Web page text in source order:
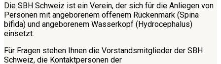
Die SBH Schweiz ist ein Verein, der sich für die Anliegen von
Personen mit angeborenem offenem Rückenmark (Spina
bifida) und angeborenem Wasserkopf (Hydrocephalus)
einsetzt.
Für Fragen stehen Ihnen die Vorstandsmitglieder der SBH
Schweiz, die Kontaktpersonen der